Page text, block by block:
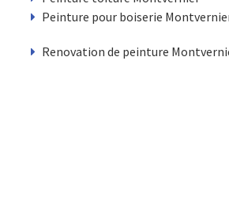
Peinture pour boiserie
Renovation de peinture